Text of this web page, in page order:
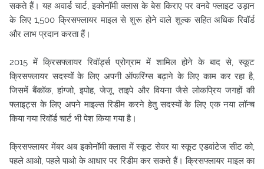
सकते हैं। यह अवार्ड चार्ट, इकोनॉमी क्लास के बेस किराएपर वनवे फ्लाइट उड़ान
के लिए 1,500 क्रिसफ्लायर माइल से शुरू होने वाले शुल्क सहित अधिक रिवॉर्ड
और लाभ प्रदान करता हैं।
2015 में क्रिसफ्लायर रिवॉर्ड्स प्रोग्राम में शामिल होने के बाद से, स्कूट
क्रिसफ्लायर सदस्यों के लिए अपनी ऑफरिंग्स बढ़ाने के लिए काम कर रहा है,
जिसमें बैंकॉक, हांग्जो, इपोह, जेजू, ताइपे और वियना जैसे लोकप्रिय जगहों की
फ्लाइट्स के लिए अपने माइल्स रिडीम करने हेतु सदस्यों के लिए एक नया लॉन्च
किया गया रिवॉर्ड चार्ट भी पेश किया गया है।
क्रिसफ्लायर मेंबर अब इकोनॉमी क्लास में स्कूट सेवर या स्कूट एडवांटेज सीट को,
पहले आओ, पहले पाओ के आधार पर रिडीम कर सकते हैं। क्रिसफ्लायर माइल का